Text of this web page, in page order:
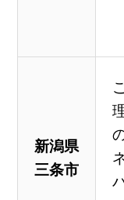
新潟県
三条市